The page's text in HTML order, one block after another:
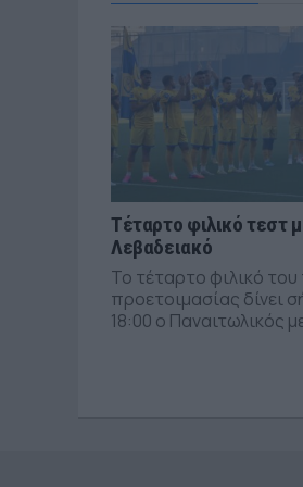
Τέταρτο φιλικό τεστ
Λεβαδειακό
Το τέταρτο φιλικό του
προετοιμασίας δίνει
18:00 ο Παναιτωλικός